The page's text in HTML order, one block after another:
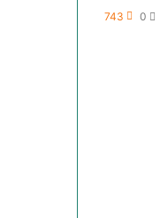
0
743